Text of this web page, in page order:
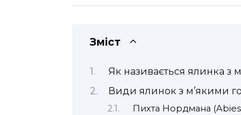
Зміст
Як називається ялинка з
Види ялинок з м’якими
Пихта Нордмана